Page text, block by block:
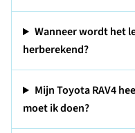
Wanneer wordt het
herberekend?
Mijn Toyota RAV4
moet ik doen?